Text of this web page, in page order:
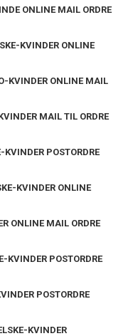
ONLINE MAIL ORDRE
KVINDER ONLINE
KVINDER ONLINE MAIL
MAIL TIL ORDRE
POSTORDRE
KVINDER ONLINE
ONLINE MAIL ORDRE
KVINDER POSTORDRE
POSTORDRE
KVINDER